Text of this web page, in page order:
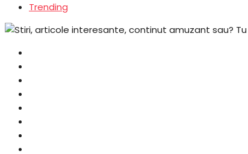
Trending